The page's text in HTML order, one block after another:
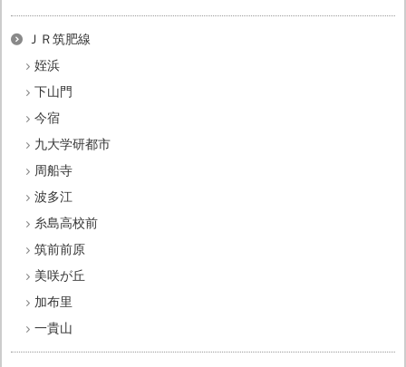
ＪＲ筑肥線
姪浜
下山門
今宿
九大学研都市
周船寺
波多江
糸島高校前
筑前前原
美咲が丘
加布里
一貴山